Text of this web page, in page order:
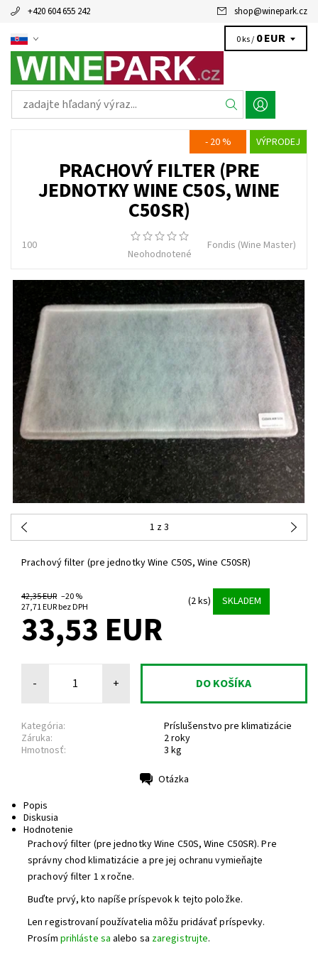
+420 604 655 242 shop@winepark.cz
0 ks / 0 EUR
- 20 % VÝPRODEJ
PRACHOVÝ FILTER (PRE
JEDNOTKY WINE C50S, WINE
C50SR)
100
Neohodnotené
Fondis (Wine Master)
1 z 3
Prachový filter (pre jednotky Wine C50S, Wine C50SR)
42,35 EUR –20 %
27,71 EUR bez DPH
(2 ks) SKLADEM
33,53 EUR
- +
Kategória:
Príslušenstvo pre klimatizácie
Záruka:
2 roky
Hmotnosť:
3 kg
Otázka
Popis
Diskusia
Hodnotenie
Prachový filter (pre jednotky Wine C50S, Wine C50SR). Pre
správny chod klimatizácie a pre jej ochranu vymieňajte
prachový filter 1 x ročne.
Buďte prvý, kto napíše príspevok k tejto položke.
Len registrovaní používatelia môžu pridávať príspevky.
Prosím prihláste sa alebo sa zaregistrujte.